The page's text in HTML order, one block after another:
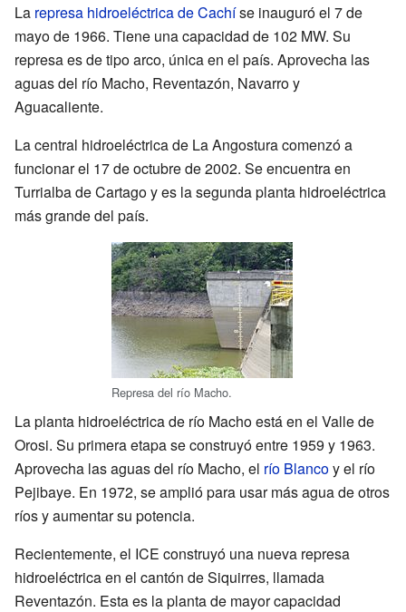
La represa hidroeléctrica de Cachíse inauguró el 7 de
mayo de 1966. Tiene una capacidad de 102 MW. Su
represa es de tipo arco, única en el país. Aprovecha las
aguas del río Macho, Reventazón, Navarro y
Aguacaliente.
La central hidroeléctrica de La Angostura comenzó a
funcionar el 17 de octubre de 2002. Se encuentra en
Turrialba de Cartago y es la segunda planta hidroeléctrica
más grande del país.
Represa del río Macho.
La planta hidroeléctrica de río Macho está en el Valle de
Orosi. Su primera etapa se construyó entre 1959 y 1963.
Aprovecha las aguas del río Macho, el río Blancoy el río
Pejibaye. En 1972, se amplió para usar más agua de otros
ríos y aumentar su potencia.
Recientemente, el ICE construyó una nueva represa
hidroeléctrica en el cantón de Siquirres, llamada
Reventazón. Esta es la planta de mayor capacidad